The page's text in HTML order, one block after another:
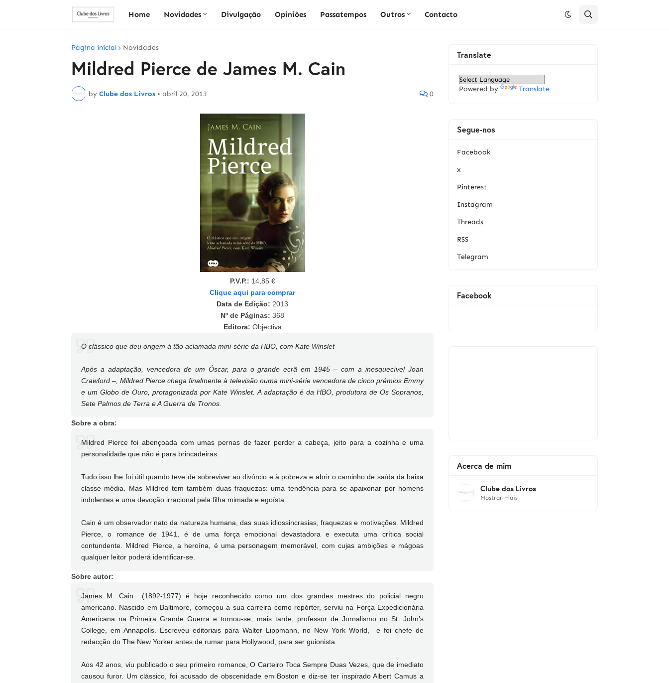
Home Novidades Divulgação Opiniões Passatempos Outros Contacto
Página inicial Novidades
Mildred Pierce de James M. Cain
by Clube dos Livros • abril 20, 2013 0
P.V.P.: 14,85 €
Clique aqui para comprar
Data de Edição: 2013
Nº de Páginas: 368
Editora: Objectiva
O clássico que deu origem à tão aclamada mini-série da HBO, com Kate Winslet
Após a adaptação, vencedora de um Óscar, para o grande ecrã em 1945 – com a inesquecível Joan
Crawford –, Mildred Pierce chega finalmente à televisão numa mini-série vencedora de cinco prémios Emmy
e um Globo de Ouro, protagonizada por Kate Winslet. A adaptação é da HBO, produtora de Os Sopranos,
Sete Palmos de Terra e A Guerra de Tronos.
Sobre a obra:
Mildred Pierce foi abençoada com umas pernas de fazer perder a cabeça, jeito para a cozinha e uma
personalidade que não é para brincadeiras.
Tudo isso lhe foi útil quando teve de sobreviver ao divórcio e à pobreza e abrir o caminho de saída da baixa
classe média. Mas Mildred tem também duas fraquezas: uma tendência para se apaixonar por homens
indolentes e uma devoção irracional pela filha mimada e egoísta.
Cain é um observador nato da natureza humana, das suas idiossincrasias, fraquezas e motivações. Mildred
Pierce, o romance de 1941, é de uma força emocional devastadora e executa uma crítica social
contundente. Mildred Pierce, a heroína, é uma personagem memorável, com cujas ambições e mágoas
qualquer leitor poderá identificar-se.
Sobre autor:
James M. Cain (1892-1977) é hoje reconhecido como um dos grandes mestres do policial negro
americano. Nascido em Baltimore, começou a sua carreira como repórter, serviu na Força Expedicionária
Americana na Primeira Grande Guerra e tornou-se, mais tarde, professor de Jornalismo no St. John’s
College, em Annapolis. Escreveu editoriais para Walter Lippmann, no New York World, e foi chefe de
redacção do The New Yorker antes de rumar para Hollywood, para ser guionista.
Aos 42 anos, viu publicado o seu primeiro romance, O Carteiro Toca Sempre Duas Vezes, que de imediato
causou furor. Um clássico, foi acusado de obscenidade em Boston e diz-se ter inspirado Albert Camus a
Translate
Powered by Translate
Segue-nos
Facebook
x
Pinterest
Instagram
Threads
RSS
Telegram
Facebook
Acerca de mim
Clube dos Livros
Mostrar mais